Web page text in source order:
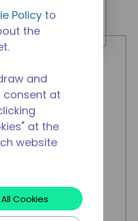
Policy to
the
and
consent at
at the
website
Cookies